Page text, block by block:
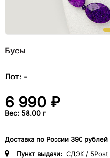
Бусы
Лот: -
6 990 ₽
Вес: 58.00 г
Доставка по России 390 рублей
Пункт выдачи: СДЭК / 5Post